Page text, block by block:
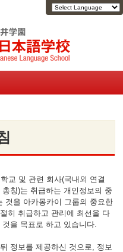
교 및 관련 회사(국내외 연결
칭)는 취급하는 개인정보의 중
것을 아카몽카이 그룹의 중요한
히 취급하고 관리에 최선을 다
을 목표로 하고 있습니다.
정보를 제공하신 것으로, 정보